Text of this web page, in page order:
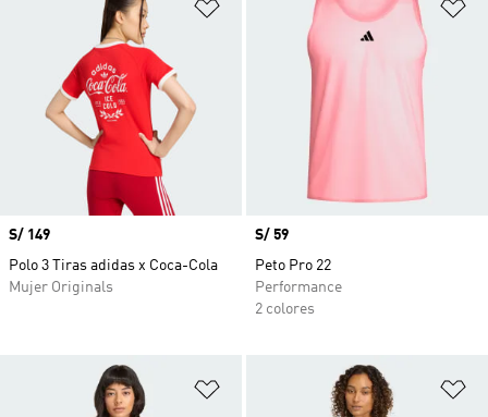
Precio
S/ 149
Polo 3 Tiras adidas x Coca-Cola
Mujer Originals
Precio
S/ 59
Peto Pro 22
Performance
2 colores
Añadir a la lista de deseos